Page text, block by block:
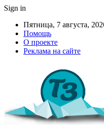
Sign in
Пятница, 7 августа,
Помощь
О проекте
Реклама на сайте